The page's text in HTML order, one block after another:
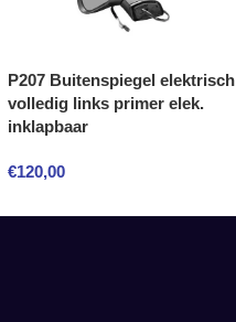
P207 Buitenspiegel elektrisch
volledig links primer elek.
inklapbaar
€120,00